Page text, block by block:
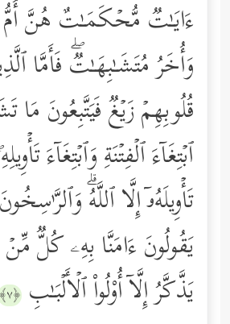
ءَایَـٰتࣱ مُّحۡكَمَـٰتٌ هُنَّ أُمُّ
وَأُخَرُ مُتَشَـٰبِهَـٰتࣱۖ فَأَمَّا
قُلُوبِهِمۡ زَیۡغࣱ فَیَتَّبِعُونَ مَا
ٱبۡتِغَاۤءَ ٱلۡفِتۡنَةِ وَٱبۡتِغَاۤءَ
تَأۡوِیلَهُۥۤ إِلَّا ٱللَّهُۗ وَٱلرَّ
یَقُولُونَ ءَامَنَّا بِهِۦ كُلࣱّ مِّنۡ
یَذَّكَّرُ إِلَّاۤ أُوْلُواْ ٱلۡأَلۡبَـٰبِ ﴿٧﴾